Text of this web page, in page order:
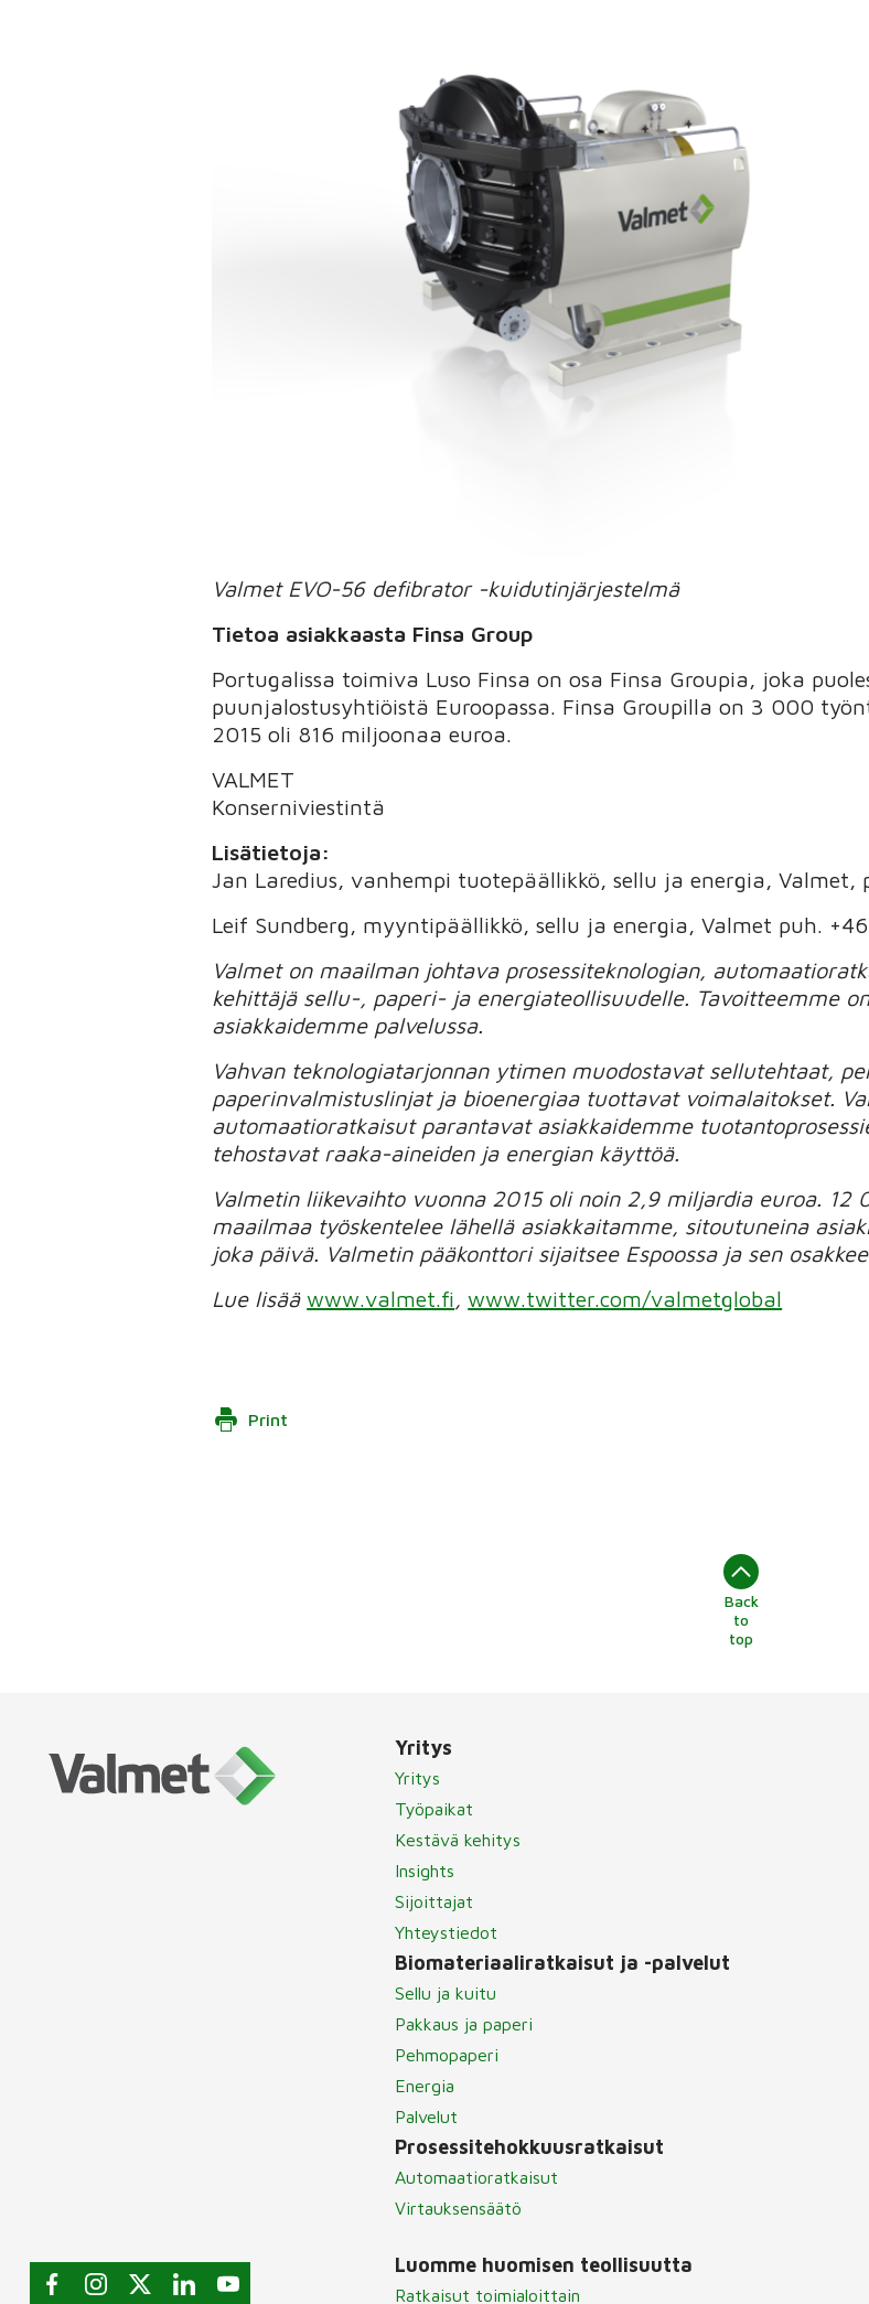
Valmet EVO-56 defibrator -kuidutinjärjestelmä
Tietoa asiakkaasta Finsa Group
Portugalissa toimiva Luso Finsa on osa Finsa Groupia, joka
puunjalostusyhtiöistä Euroopassa. Finsa Groupilla on 3 000
2015 oli 816 miljoonaa euroa.
VALMET
Konserniviestintä
Lisätietoja:
Jan Laredius, vanhempi tuotepäällikkö, sellu ja energia, Valmet,
Leif Sundberg, myyntipäällikkö, sellu ja energia, Valmet puh.
Valmet on maailman johtava prosessiteknologian,
kehittäjä sellu-, paperi- ja energiateollisuudelle. Tavoitteemme
asiakkaidemme palvelussa.
Vahvan teknologiatarjonnan ytimen muodostavat sellutehtaat,
paperinvalmistuslinjat ja bioenergiaa tuottavat voimalaitokset.
automaatioratkaisut parantavat asiakkaidemme
tehostavat raaka-aineiden ja energian käyttöä.
Valmetin liikevaihto vuonna 2015 oli noin 2,9 miljardia euroa.
maailmaa työskentelee lähellä asiakkaitamme, sitoutuneina
joka päivä. Valmetin pääkonttori sijaitsee Espoossa ja sen
Lue lisääwww.valmet.fi ,www.twitter.com/valmetglobal
Print
Back
to
top
Yritys
Yritys
Työpaikat
Kestävä kehitys
Insights
Sijoittajat
Yhteystiedot
Biomateriaaliratkaisut ja -palvelut
Sellu ja kuitu
Pakkaus ja paperi
Pehmopaperi
Energia
Palvelut
Prosessitehokkuusratkaisut
Automaatioratkaisut
Virtauksensäätö
Luomme huomisen teollisuutta
Ratkaisut toimialoittain